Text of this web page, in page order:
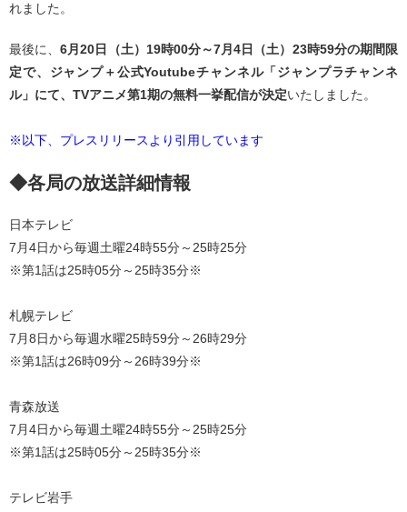
れました。
最後に、6月20日（土）19時00分～7月4日（土）23時59分の期間限
定で、ジャンプ＋公式Youtubeチャンネル「ジャンプラチャンネ
ル」にて、TVアニメ第1期の無料一挙配信が決定いたしました。
※以下、プレスリリースより引用しています
◆各局の放送詳細情報
日本テレビ
7月4日から毎週土曜24時55分～25時25分
※第1話は25時05分～25時35分※
札幌テレビ
7月8日から毎週水曜25時59分～26時29分
※第1話は26時09分～26時39分※
青森放送
7月4日から毎週土曜24時55分～25時25分
※第1話は25時05分～25時35分※
テレビ岩手